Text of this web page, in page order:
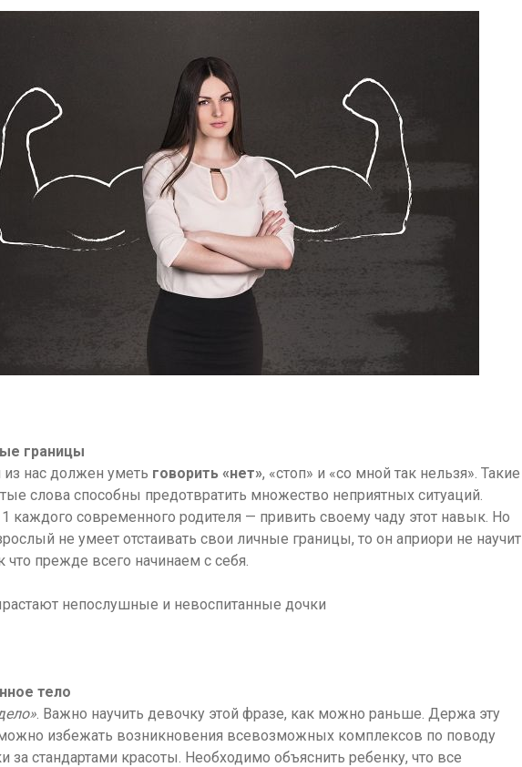
границы
нас должен уметь говорить «нет», «стоп» и «со мной так нельзя». Такие
слова способны предотвратить множество неприятных ситуаций.
каждого современного родителя — привить своему чаду этот навык. Но
не умеет отстаивать свои личные границы, то он априори не научит
что прежде всего начинаем с себя.
тело
. Важно научить девочку этой фразе, как можно раньше. Держа эту
избежать возникновения всевозможных комплексов по поводу
за стандартами красоты. Необходимо объяснить ребенку, что все